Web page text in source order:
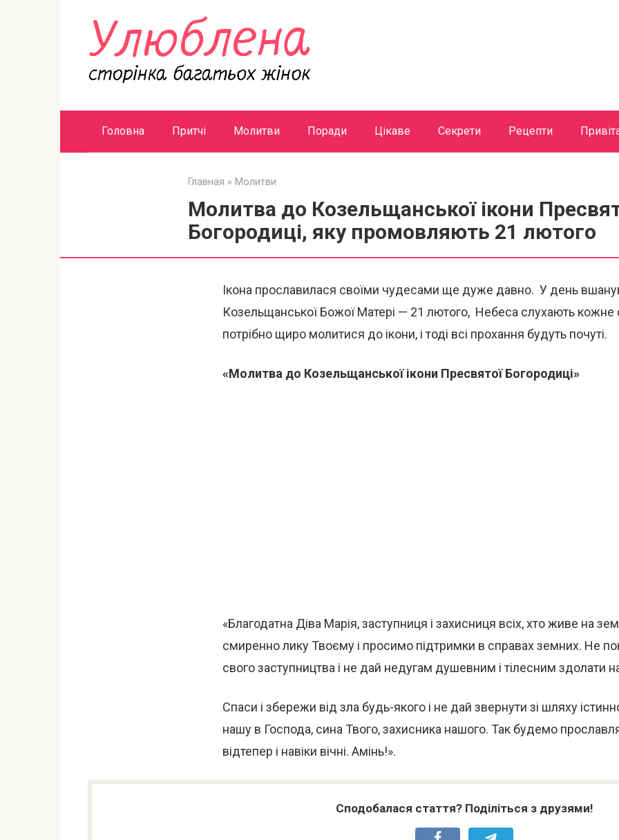
Головна Притчі Молитви Поради Цікаве Секрети Рецепти
Главная » Молитви
Молитва до Козельщанської ікони
Богородиці, яку промовляють 21 лютого
Ікона прославилася своїми чудесами ще дуже давно. У день
Козельщанської Божої Матері — 21 лютого, Небеса слухають кожне
потрібно щиро молитися до ікони, і тоді всі прохання будуть почуті.
«Молитва до Козельщанської ікони Пресвятої Богородиці»
«Благодатна Діва Марія, заступниця і захисниця всіх, хто живе на
смиренно лику Твоєму і просимо підтримки в справах земних. Не
свого заступництва і не дай недугам душевним і тілесним здолати
Спаси і збережи від зла будь-якого і не дай звернути зі шляху
нашу в Господа, сина Твого, захисника нашого. Так будемо
відтепер і навіки вічні. Амінь!».
Сподобалася стаття? Поділіться з друзями!